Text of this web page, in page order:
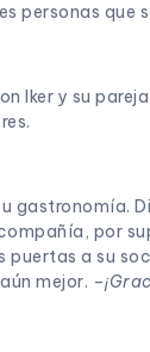
personas que
Iker y su
gastronomía.
por
puertas a su
mejor. –